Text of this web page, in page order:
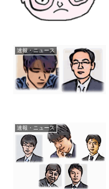
速報・ニュース
速報・ニュース